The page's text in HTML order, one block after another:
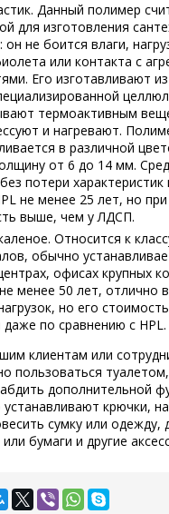
Данный полимер
для изготовления
он не боится влаги,
или контакта с
Его изготавливают
термоактивным
и нагревают.
в различной
от 6 до 14 мм.
потери характеристик
не менее 25 лет, но
выше, чем у ЛДСП.
Относится к
обычно
офисах крупных
менее 50 лет, отлично
но его
даже по сравнению с HPL.
клиентам или
пользоваться
дополнительной
устанавливают крючки,
сумку или одежду,
бумаги и другие